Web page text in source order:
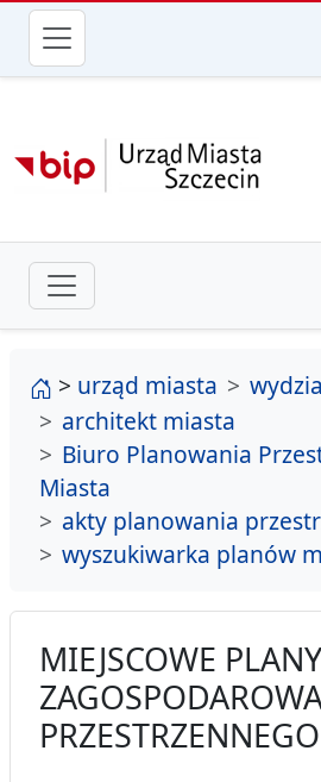
przejdź do głównego menu
strona główna
> urząd miasta
architekt miasta
Biuro Planowania
Miasta
akty planowania
wyszukiwarka planów
MIEJSCOWE PLANY
PRZESTRZENNEGO